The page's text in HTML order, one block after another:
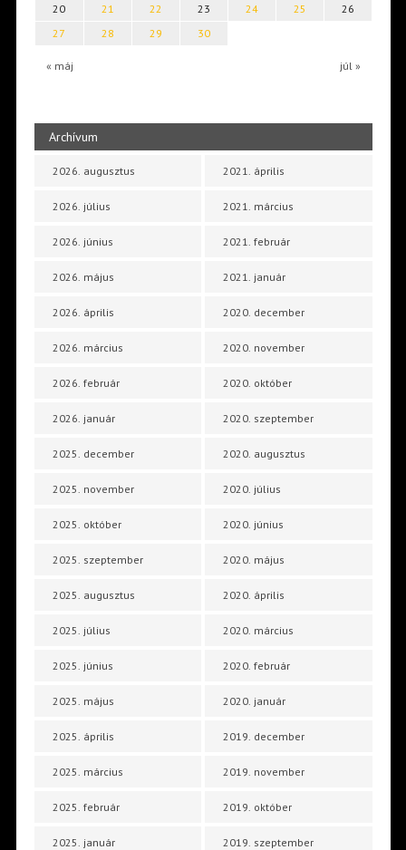
« máj júl »
20
21 22 23 24 25
26
27
28 29 30
Archívum
2026. augusztus
2026. július
2026. június
2026. május
2026. április
2026. március
2026. február
2026. január
2025. december
2025. november
2025. október
2025. szeptember
2025. augusztus
2025. július
2025. június
2025. május
2025. április
2025. március
2025. február
2025. január
2021. április
2021. március
2021. február
2021. január
2020. december
2020. november
2020. október
2020. szeptember
2020. augusztus
2020. július
2020. június
2020. május
2020. április
2020. március
2020. február
2020. január
2019. december
2019. november
2019. október
2019. szeptember